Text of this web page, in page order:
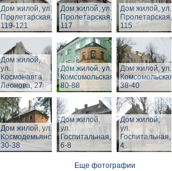
Дом жилой, ул.
Пролетарская,
119-121
Дом жилой, ул.
Пролетарская,
117
Дом жилой, ул.
Пролетарская,
115
Дом жилой,
ул.
Космонавта
Леонова, 27
Дом жилой, ул.
Комсомольская,
80-88
Дом жилой, ул.
Комсомольская,
38-40
Дом жилой, ул. З.
Космодемьянской
30-38
Дом жилой,
ул.
Госпитальная,
6-8
Дом жилой,
ул.
Госпитальная,
4
Еще фотографии